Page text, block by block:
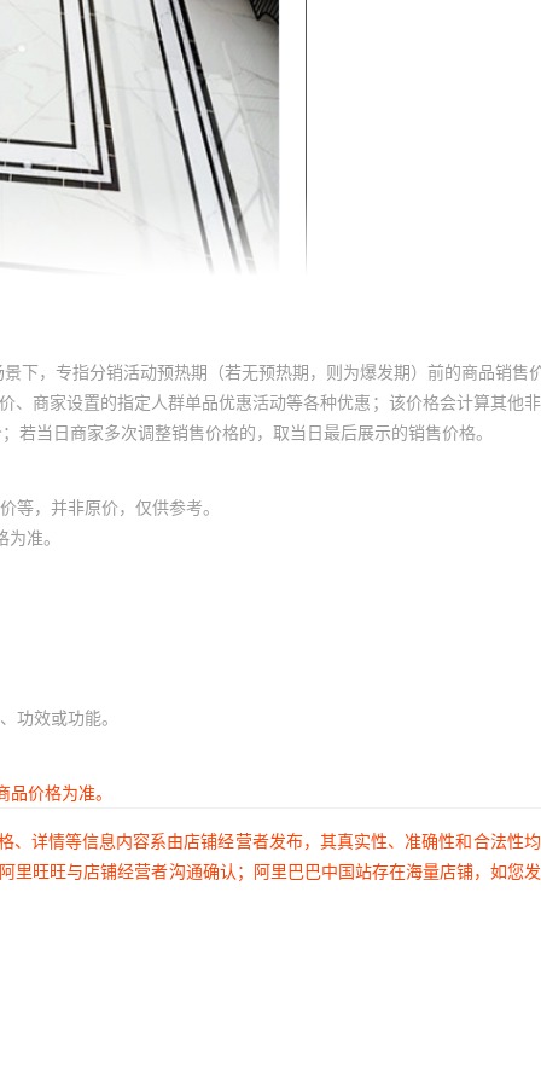
下，专指分销活动预热期（若无预热期，则为爆发期）前的商品销售
商家设置的指定人群单品优惠活动等各种优惠；该价格会计算其他
当日商家多次调整销售价格的，取当日最后展示的销售价格。
等，并非原价，仅供参考。
准。
功效或功能。
价格为准。
详情等信息内容系由店铺经营者发布，其真实性、准确性和合法性
旺旺与店铺经营者沟通确认；阿里巴巴中国站存在海量店铺，如您